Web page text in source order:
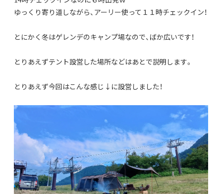
ゆっくり寄り道しながら、アーリー使って１１時チェックイン！
とにかく冬はゲレンデのキャンプ場なので、ばか広いです！
とりあえずテント設営した場所などはあとで説明します。
とりあえず今回はこんな感じ↓に設営しました！